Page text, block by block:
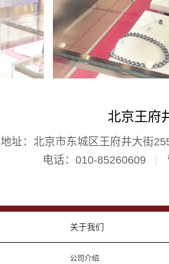
北京王府
地址：北京市东城区王府井大街
电话：010-85260609
关于我们
公司介绍